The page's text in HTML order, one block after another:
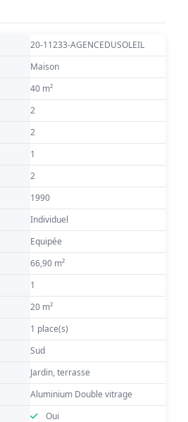
20-11233-AGENCEDUSOLEIL
Maison
40 m²
2
2
1
2
1990
Individuel
Equipée
66,90 m²
1
20 m²
1 place(s)
Sud
Jardin, terrasse
Aluminium Double vitrage
Oui